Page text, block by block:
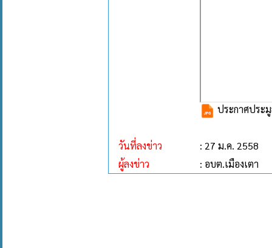
ประกาศประ
วันที่ลงข่าว
: 27 ม.ค. 2558
ผู้ลงข่าว
: อบต.เมืองเตา